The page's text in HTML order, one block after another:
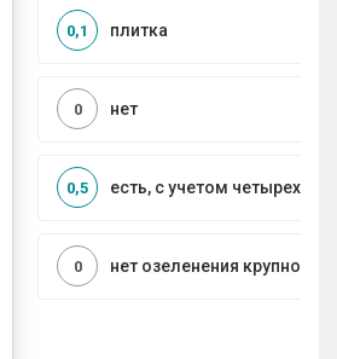
плитка
0,1
нет
0
есть, с учетом четырех
0,5
нет озеленения
0